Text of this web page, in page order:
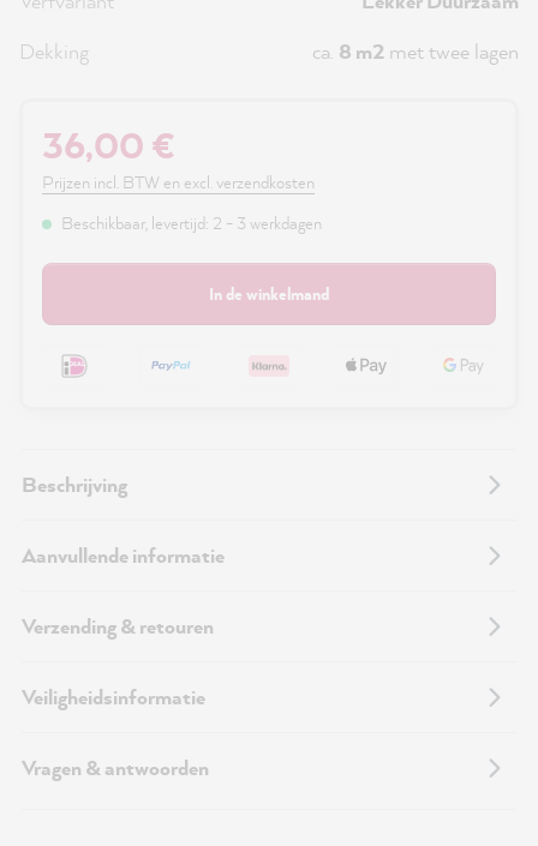
Dekking
ca. 8 m2 met twee lagen
36,00 €
Prijzen incl. BTW en excl. verzendkosten
Beschikbaar, levertijd: 2 - 3 werkdagen
In de winkelmand
Beschrijving
Aanvullende informatie
Verzending & retouren
Veiligheidsinformatie
Vragen & antwoorden